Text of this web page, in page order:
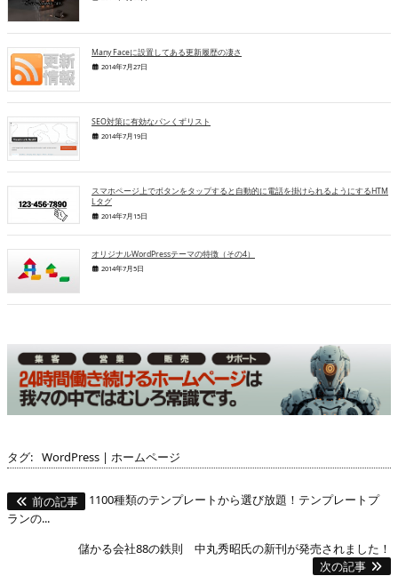
Many Faceに設置してある更新履歴の凄さ
2014年7月27日
SEO対策に有効なパンくずリスト
2014年7月19日
スマホページ上でボタンをタップすると自動的に電話を掛けられるようにするHTM
Lタグ
2014年7月15日
オリジナルWordPressテーマの特徴（その4）
2014年7月5日
タグ: WordPress | ホームページ
前の記事
1100種類のテンプレートから選び放題！テンプレートプ
ランの...
儲かる会社88の鉄則 中丸秀昭氏の新刊が発売されました！
次の記事